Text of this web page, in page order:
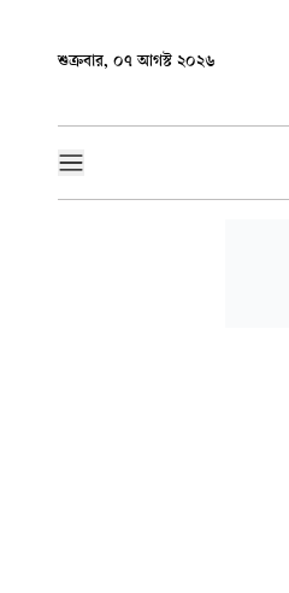
শুক্রবার, ০৭ আগস্ট ২০২৬